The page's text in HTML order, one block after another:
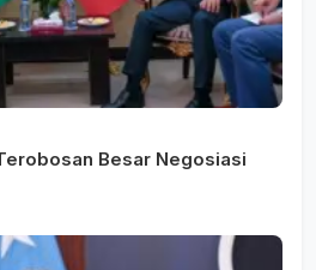
Besar Negosiasi